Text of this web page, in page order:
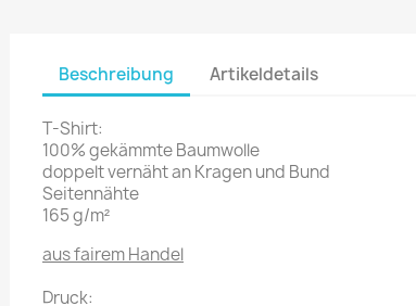
Beschreibung Artikeldetails
T-Shirt:
100% gekämmte Baumwolle
doppelt vernäht an Kragen und Bund
Seitennähte
165 g/m²
aus fairem Handel
Druck: